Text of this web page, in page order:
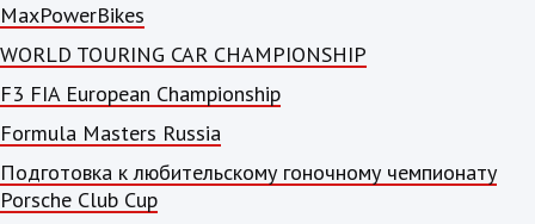
MaxPowerBikes
WORLD TOURING CAR CHAMPIONSHIP
F3 FIA European Championship
Formula Masters Russia
Подготовка к любительскому гоночному чемпионату
Porsche Club Cup